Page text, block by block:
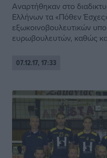
Αναρτήθηκαν στο
Ελλήνων τα «Πόθεν
εξωκοινοβουλευτικών
ευρωβουλευτών, καθώς
07.12.17, 17:33